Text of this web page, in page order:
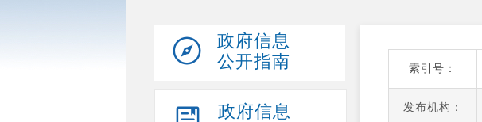
政府信息
公开指南
政府信息
索引号：
发布机构：